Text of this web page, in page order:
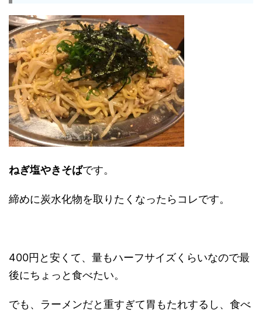
ねぎ塩やきそばです。
締めに炭水化物を取りたくなったらコレです。
400円と安くて、量もハーフサイズくらいなので最
後にちょっと食べたい。
でも、ラーメンだと重すぎて胃もたれするし、食べ